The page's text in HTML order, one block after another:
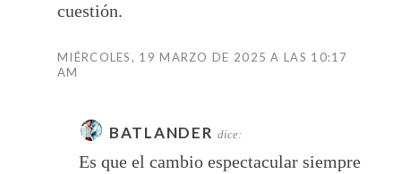
cuestión.
MIÉRCOLES, 19 MARZO DE 2025 A LAS 10:17
AM
BATLANDER dice:
Es que el cambio espectacular siempre